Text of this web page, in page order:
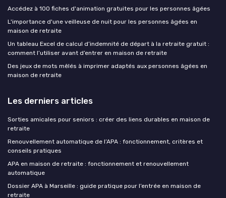
Accédez à 100 fiches d'animation gratuites pour les personnes âgées
L'importance d'une veilleuse de nuit pour les personnes âgées en
maison de retraite
Un tableau Excel de calcul d’indemnité de départ à la retraite gratuit :
comment l’utiliser avant d’entrer en maison de retraite
Des jeux de mots mêlés à imprimer adaptés aux personnes âgées en
maison de retraite
Les derniers articles
Sorties amicales pour seniors : créer des liens durables en maison de
retraite
Renouvellement automatique de l’APA : fonctionnement, critères et
conseils pratiques
APA en maison de retraite : fonctionnement et renouvellement
automatique
Dossier APA à Marseille : guide pratique pour l’entrée en maison de
retraite